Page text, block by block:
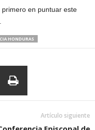
primero en puntuar este
HONDURAS
Artículo siguiente